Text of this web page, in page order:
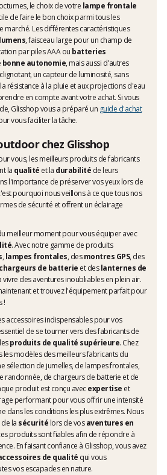
le choix de votre lampe frontale
de faire le bon choix parmi tous les
marché. Les différentes caractéristiques
, faisceau large pour un champ de
par piles AAA ou batteries
bonne autonomie, mais aussi d'autres
un capteur de luminosité, sans
résistance à la pluie et aux projections d'eau
en compte avant votre achat. Si vous
Glisshop vous a préparé un guide d'achat
vous faciliter la tâche.
chez Glisshop
vous, les meilleurs produits de fabricants
la qualité et la durabilité de leurs
l'importance de préserver vos yeux lors de
pourquoi nous veillons à ce que tous nos
de sécurité et offrent un éclairage
meilleur moment pour vous équiper avec
. Avec notre gamme de produits
, lampes frontales, desmontres GPS, des
chargeurs de batterie et deslanternes de
vivre des aventures inoubliables en plein air.
et trouvez l'équipement parfait pour
!
accessoires indispensables pour vos
de se tourner vers des fabricants de
produits de qualité supérieure. Chez
les modèles des meilleurs fabricants du
sélection de jumelles, de lampes frontales,
randonnée, de chargeurs de batterie et de
produit est conçu avecexpertise et
performant pour vous offrir une intensité
dans les conditions les plus extrêmes. Nous
la sécurité lors de vosaventures en
produits sont fiables afin de répondre à
En faisant confiance à Glisshop, vous avez
de qualité qui vous
vos escapades en nature.